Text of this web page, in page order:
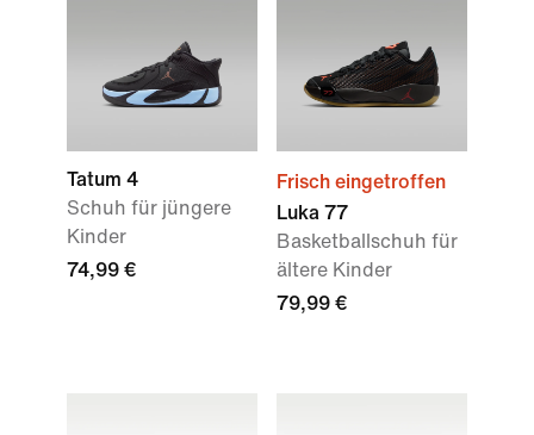
Tatum 4
Schuh für jüngere
Kinder
74,99 €
Frisch eingetroffen
Luka 77
Basketballschuh für
ältere Kinder
79,99 €